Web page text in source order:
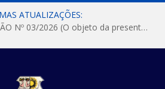
ATUALIZAÇÕES:
DISPENSA DE LICITAÇÃO Nº 03/2026 (O objeto da presente dispensa é a escolha da proposta mais vantajosa para a aquisição, de aparelhos de ar condicionado, tipo Split, com material de instalação e fogão industrial, conforme condições, quantidades e exigências estabelecidas no termo de referencia e neste aviso de contratação direta e seus anexos)